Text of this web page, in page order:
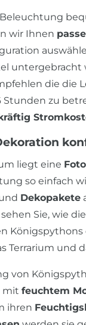
wir Ihnen
untergebracht
die die
Stunden zu
liegt eine
so einfach
Dekopakete
Sie, wie
Terrarium und
von
mit feuchtem
ihren